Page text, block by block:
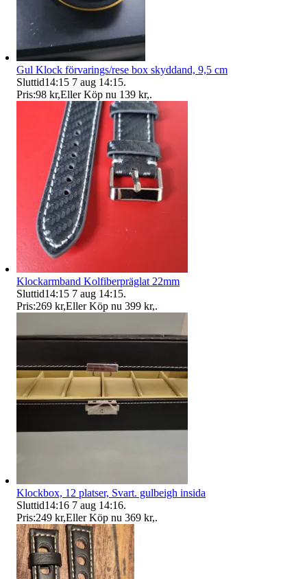
Gul Klock förvarings/rese box skyddand, 9,5 cm
Sluttid14:15 7 aug 14:15.
Pris:98 kr,Eller Köp nu 139 kr,.
Klockarmband Kolfiberpräglat 22mm
Sluttid14:15 7 aug 14:15.
Pris:269 kr,Eller Köp nu 399 kr,.
Klockbox, 12 platser, Svart. gulbeigh insida
Sluttid14:16 7 aug 14:16.
Pris:249 kr,Eller Köp nu 369 kr,.